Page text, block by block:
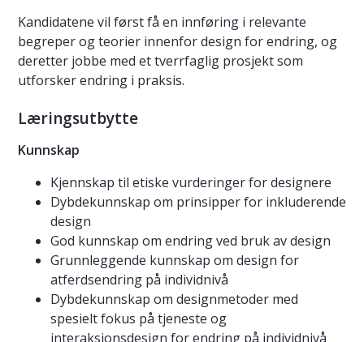
Kandidatene vil først få en innføring i relevante
begreper og teorier innenfor design for endring, og
deretter jobbe med et tverrfaglig prosjekt som
utforsker endring i praksis.
Læringsutbytte
Kunnskap
Kjennskap til etiske vurderinger for designere
Dybdekunnskap om prinsipper for inkluderende
design
God kunnskap om endring ved bruk av design
Grunnleggende kunnskap om design for
atferdsendring på individnivå
Dybdekunnskap om designmetoder med
spesielt fokus på tjeneste og
interaksjonsdesign for endring på individnivå